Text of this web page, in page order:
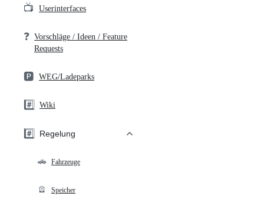
📺 Userinterfaces
❓ Vorschläge / Ideen / Feature
Requests
🅿️ WEG/Ladeparks
#️⃣ Wiki
#️⃣ Regelung
🚗 Fahrzeuge
🪫 Speicher